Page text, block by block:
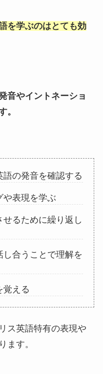
を学ぶのはとても効
音やイントネーショ
。
の発音を確認する
や表現を学ぶ
せるために繰り返し
合うことで理解を
覚える
ス英語特有の表現や
ます。